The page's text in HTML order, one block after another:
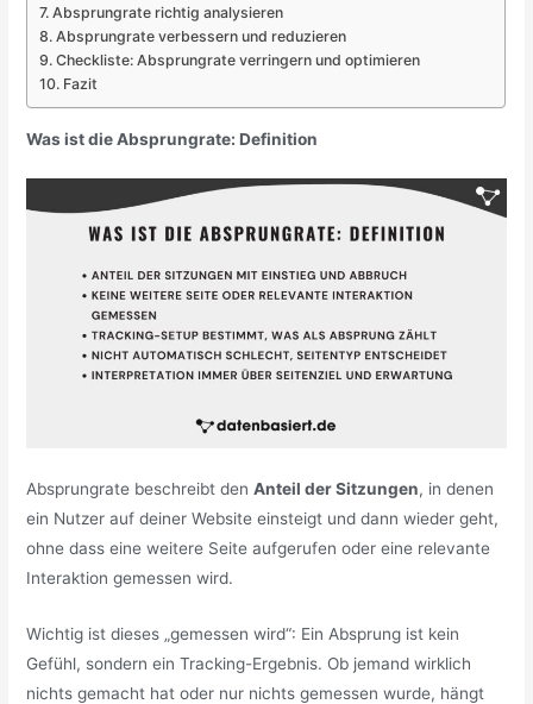
Absprungrate richtig analysieren
Absprungrate verbessern und reduzieren
Checkliste: Absprungrate verringern und optimieren
Fazit
Was ist die Absprungrate: Definition
Absprungrate beschreibt denAnteil der Sitzungen, in denen
ein Nutzer auf deiner Website einsteigt und dann wieder geht,
ohne dass eine weitere Seite aufgerufen oder eine relevante
Interaktion gemessen wird.
Wichtig ist dieses „gemessen wird“: Ein Absprung ist kein
Gefühl, sondern ein Tracking-Ergebnis. Ob jemand wirklich
nichts gemacht hat oder nur nichts gemessen wurde, hängt